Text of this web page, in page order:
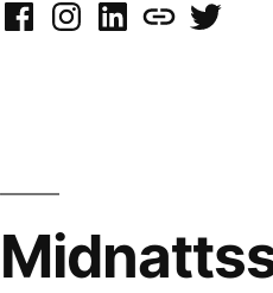
FacebookInstagram
LinkedInMastodon
Twitter